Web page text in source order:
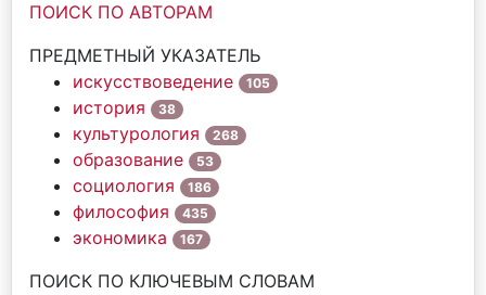
ПОИСК ПО АВТОРАМ
ПРЕДМЕТНЫЙ УКАЗАТЕЛЬ
искусствоведение
105
история 38
культурология 268
образование 53
социология 186
философия 435
экономика 167
ПОИСК ПО КЛЮЧЕВЫМ СЛОВАМ